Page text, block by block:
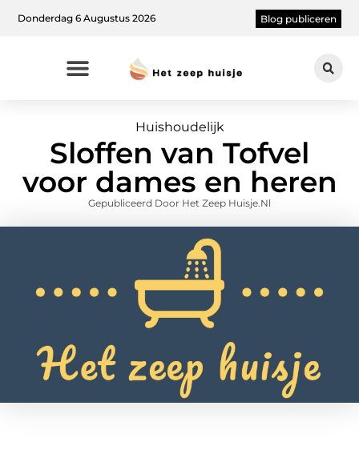
Donderdag 6 Augustus 2026 Blog publiceren
Huishoudelijk
Sloffen van Tofvel
voor dames en heren
Gepubliceerd Door Het Zeep Huisje.nl